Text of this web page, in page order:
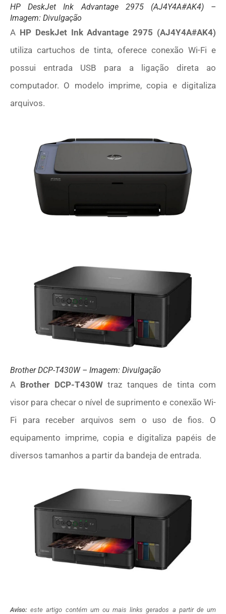
HP DeskJet Ink Advantage 2975 (AJ4Y4A#AK4) –
Imagem: Divulgação
A HP DeskJet Ink Advantage 2975 (AJ4Y4A#AK4)
utiliza cartuchos de tinta, oferece conexão Wi-Fi e
possui entrada USB para a ligação direta ao
computador. O modelo imprime, copia e digitaliza
arquivos.
Brother DCP-T430W – Imagem: Divulgação
A Brother DCP-T430Wtraz tanques de tinta com
visor para checar o nível de suprimento e conexão Wi-
Fi para receber arquivos sem o uso de fios. O
equipamento imprime, copia e digitaliza papéis de
diversos tamanhos a partir da bandeja de entrada.
Aviso: este artigo contém um ou mais links gerados a partir de um